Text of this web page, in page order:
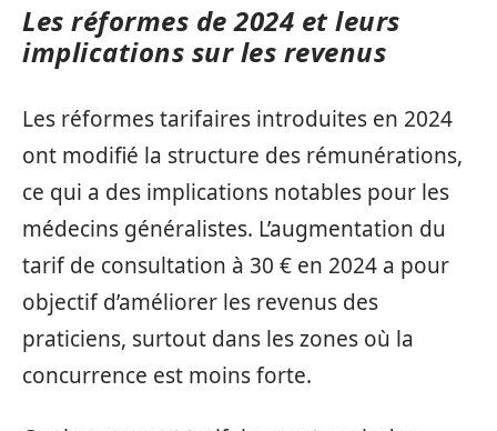
Les réformes de 2024 et leurs
implications sur les revenus
Les réformes tarifaires introduites en 2024
ont modifié la structure des rémunérations,
ce qui a des implications notables pour les
médecins généralistes. L’augmentation du
tarif de consultation à 30 € en 2024 a pour
objectif d’améliorer les revenus des
praticiens, surtout dans les zones où la
concurrence est moins forte.